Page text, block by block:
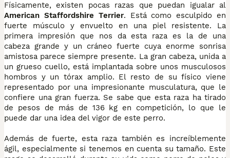
Físicamente, existen pocas razas que puedan igualar al
American Staffordshire Terrier. Está como esculpido en
fuerte músculo y envuelto en una piel resistente. La
primera impresión que nos da esta raza es la de una
cabeza grande y un cráneo fuerte cuya enorme sonrisa
amistosa parece siempre presente. La gran cabeza, unida a
un grueso cuello, está implantada sobre unos musculosos
hombros y un tórax amplio. El resto de su físico viene
representado por una impresionante musculatura, que le
confiere una gran fuerza. Se sabe que esta raza ha tirado
de pesos de más de 136 kg en competición, lo que le
puede dar una idea del vigor de este perro.
Además de fuerte, esta raza también es increíblemente
ágil, especialmente si tenemos en cuenta su tamaño. Este